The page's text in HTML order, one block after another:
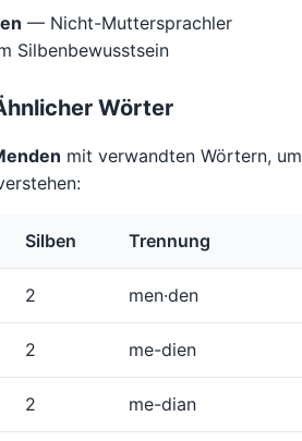
— Nicht-Muttersprachler
Silbenbewusstsein
Wörter
mit verwandten Wörtern, um
Silben Trennung
2 men·den
2 me-dien
2 me-dian